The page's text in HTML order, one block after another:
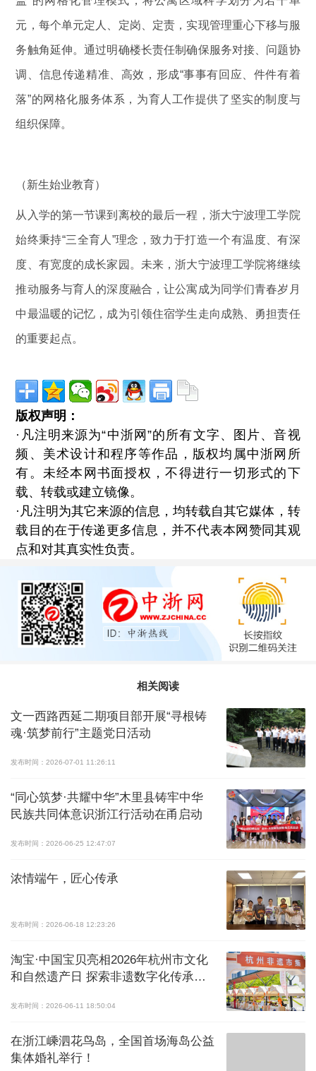
元，每个单元定人、定岗、定责，实现管理重心下移与服
务触角延伸。通过明确楼长责任制确保服务对接、问题协
调、信息传递精准、高效，形成“事事有回应、件件有着
落”的网格化服务体系，为育人工作提供了坚实的制度与
组织保障。
（新生始业教育）
从入学的第一节课到离校的最后一程，浙大宁波理工学院
始终秉持“三全育人”理念，致力于打造一个有温度、有深
度、有宽度的成长家园。未来，浙大宁波理工学院将继续
推动服务与育人的深度融合，让公寓成为同学们青春岁月
中最温暖的记忆，成为引领住宿学生走向成熟、勇担责任
的重要起点。
版权声明：
·凡注明来源为“中浙网”的所有文字、图片、音视
频、美术设计和程序等作品，版权均属中浙网所
有。未经本网书面授权，不得进行一切形式的下
载、转载或建立镜像。
·凡注明为其它来源的信息，均转载自其它媒体，转
载目的在于传递更多信息，并不代表本网赞同其观
点和对其真实性负责。
相关阅读
文一西路西延二期项目部开展“寻根铸
魂·筑梦前行”主题党日活动
发布时间：2026-07-01 11:26:11
“同心筑梦·共耀中华”木里县铸牢中华
民族共同体意识浙江行活动在甬启动
发布时间：2026-06-25 12:47:07
浓情端午，匠心传承
发布时间：2026-06-18 12:23:26
淘宝·中国宝贝亮相2026年杭州市文化
和自然遗产日 探索非遗数字化传承新
发布时间：2026-06-11 18:50:04
在浙江嵊泗花鸟岛，全国首场海岛公益
集体婚礼举行！